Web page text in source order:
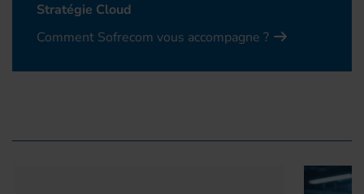
Stratégie Cloud
Comment Sofrecom vous accompagne ?